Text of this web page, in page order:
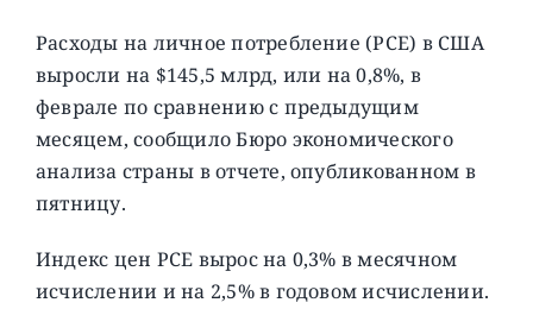
Расходы на личное потребление (PCE) в США
выросли на $145,5 млрд, или на 0,8%, в
феврале по сравнению с предыдущим
месяцем, сообщило Бюро экономического
анализа страны в отчете, опубликованном в
пятницу.
Индекс цен PCE вырос на 0,3% в месячном
исчислении и на 2,5% в годовом исчислении.